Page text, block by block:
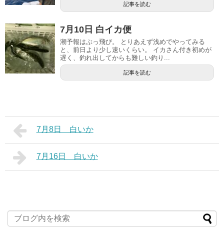
記事を読む
7月10日 白イカ便
潮予報はぶっ飛び。 とりあえず浅めでやってみる
と、前日より少し速いくらい。 イカさん付き初めが
遅く、釣れ出してからも難しい釣り...
記事を読む
7月8日 白いか
7月16日 白いか